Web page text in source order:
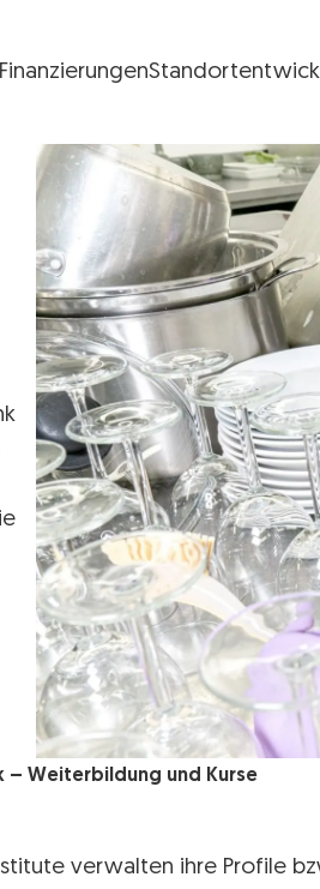
Finanzierungen
– Weiterbildung und Kurse
verwalten ihre Profile